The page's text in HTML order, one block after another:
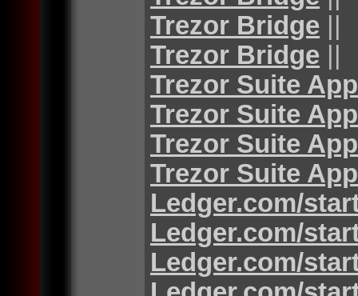
Trezor Bridge ||
Trezor Bridge ||
Trezor Suite App
Trezor Suite App
Trezor Suite App
Trezor Suite App
Ledger.com/
Ledger.com/
Ledger.com/